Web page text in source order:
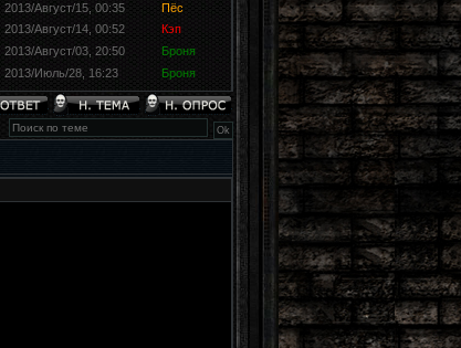
2013/Август/15, 00:35
Пёс
2013/Август/14, 00:52 Кэп
2013/Август/03, 20:50 Броня
2013/Июль/28, 16:23 Броня